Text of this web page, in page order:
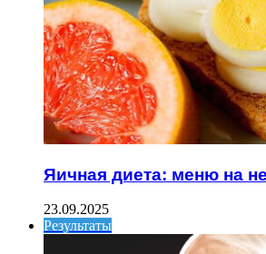
Яичная диета: меню на
23.09.2025
Результаты